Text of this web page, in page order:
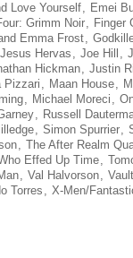
Love Yourself, Emei
Grimm Noir, Finger
Emma Frost,
Jesus Hervas , Joe Hill ,
Hickman, Justin
Pizzari , Maan House,
, Michael Moreci ,
, Russell
, Simon Spurrier,
, The After Realm
Effed Up Time,
, Val Halvorson,
Torres , X-Men/